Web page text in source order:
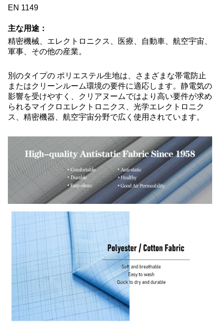
EN 1149
主な用途：
精密機械、エレクトロニクス、医療、自動車、航空宇宙、
軍事、その他の産業。
別のタイプの ポリエステル生地は、さまざまな帯電防止
またはクリーンルーム環境の要件に適応します。静電気の
影響を受けやすく、クリアヌームではより高い要件が求め
られるマイクロエレクトロニクス、光学エレクトロニク
ス、精密機器、航空宇宙分野で広く使用されています。